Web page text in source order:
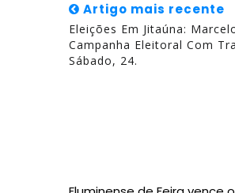
Artigo mais recente
Eleições Em Jitaúna:
Campanha Eleitoral Com
Sábado, 24.